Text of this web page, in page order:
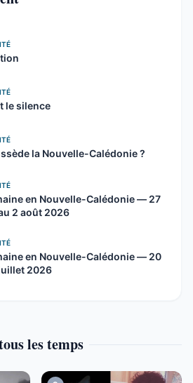
le silence
la Nouvelle-Calédonie ?
en Nouvelle-Calédonie — 27
2 août 2026
en Nouvelle-Calédonie — 20
2026
les temps